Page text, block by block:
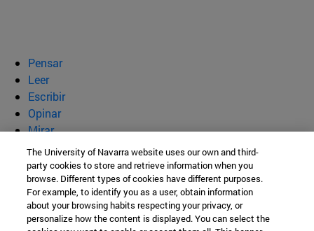
Pensar
Leer
Escribir
Opinar
Mirar
Quiénes somos
BeBrave
The University of Navarra website uses our own and third-
party cookies to store and retrieve information when you
browse. Different types of cookies have different purposes.
For example, to identify you as a user, obtain information
about your browsing habits respecting your privacy, or
personalize how the content is displayed. You can select the